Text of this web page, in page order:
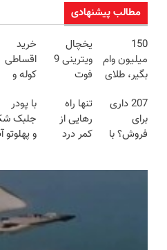
مطالب پیشنهادی
150
میلیون وام
بگیر، طلای
زینتی بخر
یخچال
ویترینی 9
فوت
(جدید)
خرید
اقساطی
کوله و
😎
207 داری
برای
فروش؟ با
تنها راه
رهایی از
کمر درد
با پودر
جلبک
و پهلوتو